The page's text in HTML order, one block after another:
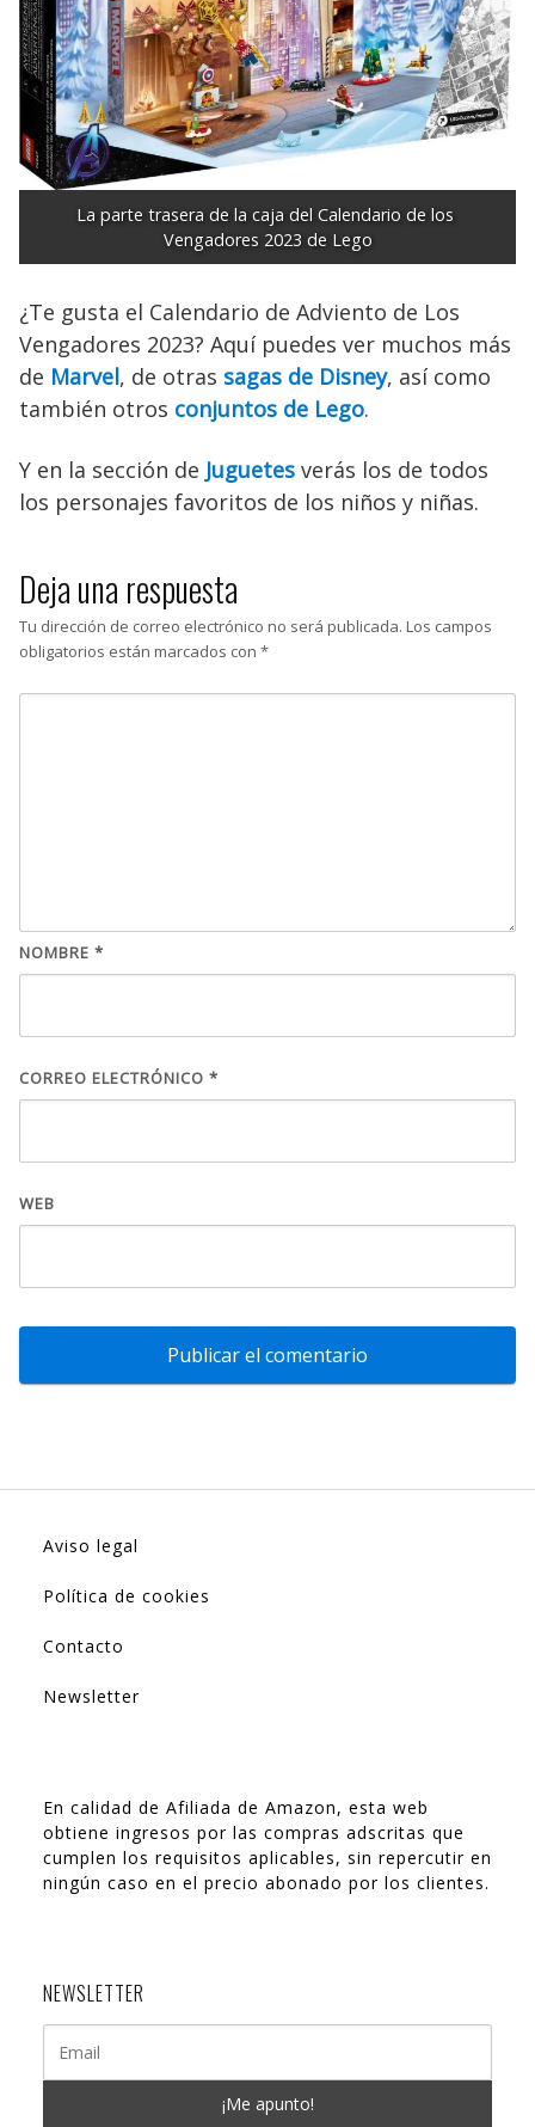
La parte trasera de la caja del Calendario de los
Vengadores 2023 de Lego
¿Te gusta el Calendario de Adviento de Los
Vengadores 2023? Aquí puedes ver muchos más
de Marvel, de otras sagas de Disney, así como
también otros conjuntos de Lego.
Y en la sección de Juguetes verás los de todos
los personajes favoritos de los niños y niñas.
Deja una respuesta
Tu dirección de correo electrónico no será publicada. Los campos
obligatorios están marcados con *
NOMBRE *
CORREO ELECTRÓNICO *
WEB
Aviso legal
Política de cookies
Contacto
Newsletter
En calidad de Afiliada de Amazon, esta web
obtiene ingresos por las compras adscritas que
cumplen los requisitos aplicables, sin repercutir en
ningún caso en el precio abonado por los clientes.
NEWSLETTER